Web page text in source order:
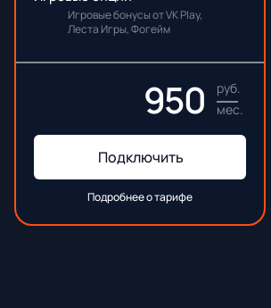
Игровые бонусы от VK Play,
Леста Игры, Фогейм
950
руб.
мес.
Подключить
Подробнее о тарифе